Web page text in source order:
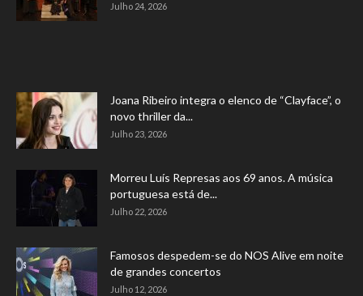
Julho 24, 2026
Joana Ribeiro integra o elenco de “Clayface”, o
novo thriller da...
Julho 23, 2026
Morreu Luís Represas aos 69 anos. A música
portuguesa está de...
Julho 22, 2026
Famosos despedem-se do NOS Alive em noite
de grandes concertos
Julho 12, 2026